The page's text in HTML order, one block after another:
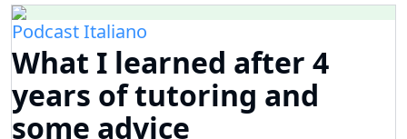
Podcast Italiano
What I learned after 4
years of tutoring and
some advice